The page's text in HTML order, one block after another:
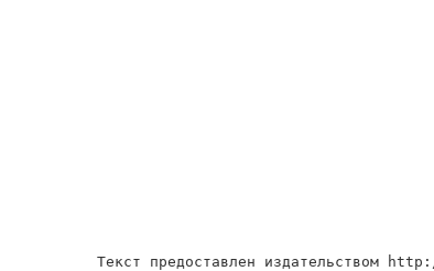
Текст предоставлен издательством